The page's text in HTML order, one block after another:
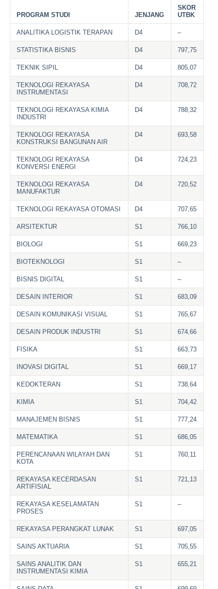
PROGRAM STUDI JENJANG
SKOR
UTBK
ANALITIKA LOGISTIK TERAPAN D4 –
STATISTIKA BISNIS D4 797,75
TEKNIK SIPIL D4 805,07
TEKNOLOGI REKAYASA
INSTRUMENTASI
D4 708,72
TEKNOLOGI REKAYASA KIMIA
INDUSTRI
D4 788,32
TEKNOLOGI REKAYASA
KONSTRUKSI BANGUNAN AIR
D4 693,58
TEKNOLOGI REKAYASA
KONVERSI ENERGI
D4 724,23
TEKNOLOGI REKAYASA
MANUFAKTUR
D4 720,52
TEKNOLOGI REKAYASA OTOMASI D4 707,65
ARSITEKTUR S1 766,10
BIOLOGI S1 669,23
BIOTEKNOLOGI S1 –
BISNIS DIGITAL S1 –
DESAIN INTERIOR S1 683,09
DESAIN KOMUNIKASI VISUAL S1 765,67
DESAIN PRODUK INDUSTRI S1 674,66
FISIKA S1 663,73
INOVASI DIGITAL S1 669,17
KEDOKTERAN S1 738,64
KIMIA S1 704,42
MANAJEMEN BISNIS S1 777,24
MATEMATIKA S1 686,05
PERENCANAAN WILAYAH DAN
KOTA
S1 760,11
REKAYASA KECERDASAN
ARTIFISIAL
S1 721,13
REKAYASA KESELAMATAN
PROSES
S1 –
REKAYASA PERANGKAT LUNAK S1 697,05
SAINS AKTUARIA S1 705,55
SAINS ANALITIK DAN
INSTRUMENTASI KIMIA
S1 655,21